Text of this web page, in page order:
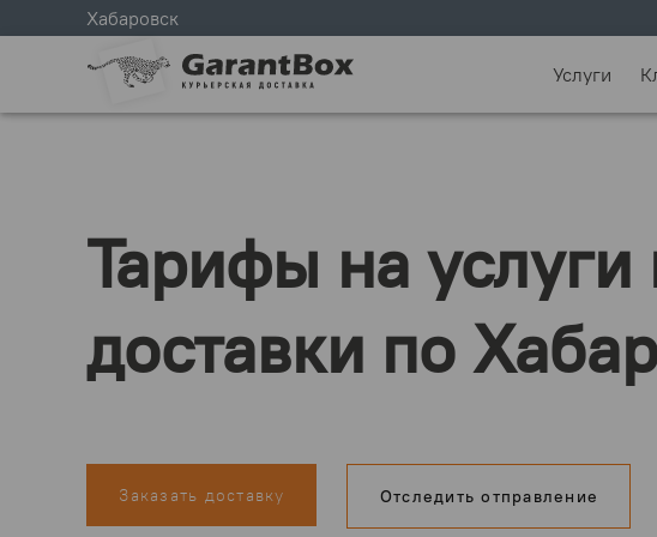
Хабаровск
Услуги
Тарифы на услуги
доставки по
Заказать доставку Отследить отправление